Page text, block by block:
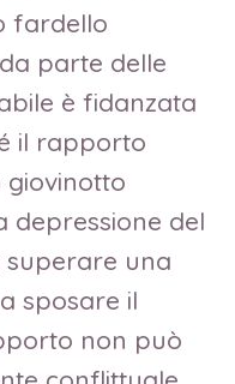
fardello
parte delle
è fidanzata
il rapporto
giovinotto
depressione del
superare una
sposare il
non può